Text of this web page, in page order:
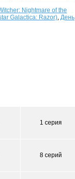
Nightmare of the
Galactica: Razor), День
1 серия
8 серий